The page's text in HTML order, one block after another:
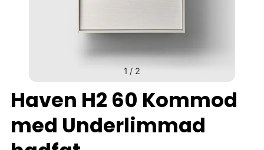
1 / 2
Haven H2 60 Kommod
med Underlimmad